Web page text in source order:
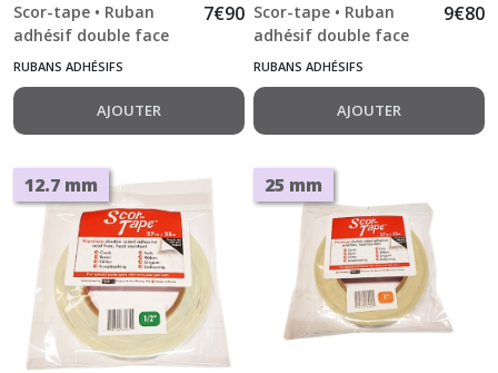
Scor-tape • Ruban
adhésif double face
6.4 mm x 24,5 m 1/4"
7€90
RUBANS ADHÉSIFS
AJOUTER
Scor-tape • Ruban
adhésif double face
9.5 mm x 24,5 m 3/8"
9€80
RUBANS ADHÉSIFS
AJOUTER
12.7 mm 25 mm